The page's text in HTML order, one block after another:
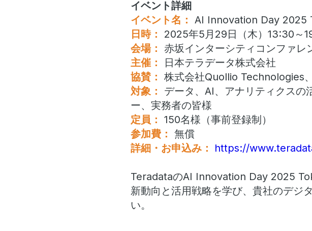
イベント詳細
イベント名： AI Innovation Day 2025
日時：
2025年5月29日（木）13:30～
会場： 赤坂インターシティコンファレ
主催：
日本テラデータ株式会社
協賛： 株式会社Quollio Technologies
対象：
データ、AI、アナリティクスの
ー、実務者の皆様
定員： 150名様（事前登録制）
参加費： 無償
詳細・お申込み： https://
TeradataのAI Innovation Day 2025
新動向と活用戦略を学び、貴社のデジ
い。